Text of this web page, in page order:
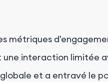
métriques
interaction limitée
et a entravé le